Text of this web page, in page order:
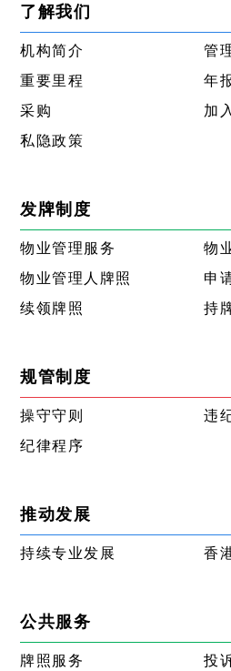
了解我们
机构简介
管
重要里程
年
采购
加
私隐政策
发牌制度
物业管理服务
物
物业管理人牌照
申
续领牌照
持
规管制度
操守守则
违
纪律程序
推动发展
持续专业发展 香
公共服务
牌照服务 投